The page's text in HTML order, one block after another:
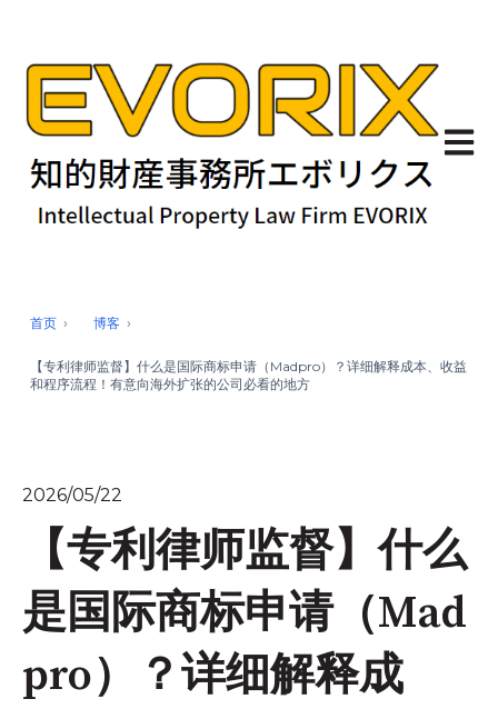
Open
首页 博客
【专利律师监督】什么是国际商标申请（Madpro）？详细解释成本、收益
和程序流程！有意向海外扩张的公司必看的地方
2026/05/22
【专利律师监督】什么
是国际商标申请（Mad
pro）？详细解释成